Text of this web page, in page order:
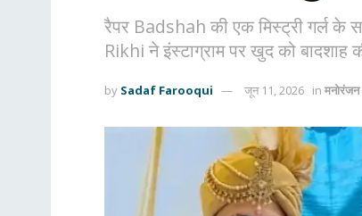
रैपर Badshah की एक मिस्ट्री गर्ल के
Rikhi ने इंस्टाग्राम पर खुद को बादशाह
by Sadaf Farooqui जून 11, 2026 in मनोरंजन